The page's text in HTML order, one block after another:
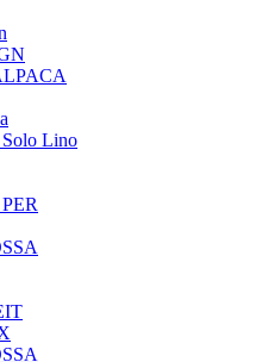
Solo Lino